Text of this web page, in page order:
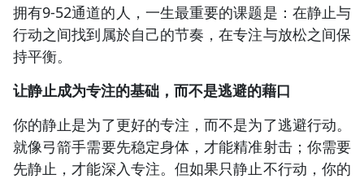
拥有9-52通道的人，一生最重要的课题是：在静止与
行动之间找到属於自己的节奏，在专注与放松之间保
持平衡。
让静止成为专注的基础，而不是逃避的藉口
你的静止是为了更好的专注，而不是为了逃避行动。
就像弓箭手需要先稳定身体，才能精准射击；你需要
先静止，才能深入专注。但如果只静止不行动，你的